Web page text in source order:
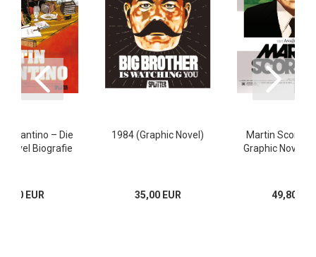
Tarantino – Die
Novel Biografie
EUR
1984 (Graphic Novel)
35,00 EUR
Martin
Graphic Novel
49,80